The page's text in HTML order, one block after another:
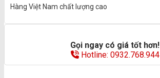
Hàng Việt Nam chất lượng cao
Gọi ngay có giá tốt hơn!
Hotline: 0932.768.944